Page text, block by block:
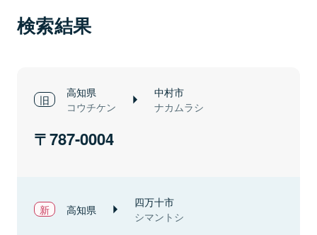
検索結果
高知県
コウチケン
中村市
ナカムラシ
787-0004
高知県 四万十市
シマントシ